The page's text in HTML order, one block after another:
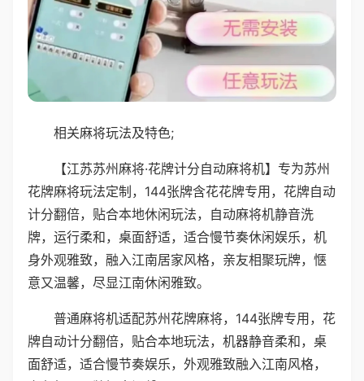
相关麻将玩法及特色;
【江苏苏州麻将·花牌计分自动麻将机】专为苏州
花牌麻将玩法定制，144张牌含花花牌专用，花牌自动
计分翻倍，贴合本地休闲玩法，自动麻将机静音洗
牌，运行柔和，桌面舒适，适合慢节奏休闲娱乐，机
身外观雅致，融入江南居家风格，亲友相聚玩牌，惬
意又温馨，尽显江南休闲雅致。
普通麻将机适配苏州花牌麻将，144张牌专用，花
牌自动计分翻倍，贴合本地玩法，机器静音柔和，桌
面舒适，适合慢节奏娱乐，外观雅致融入江南风格，